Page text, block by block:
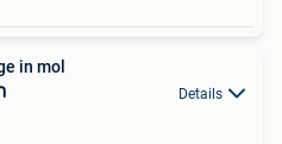
in mol
Details